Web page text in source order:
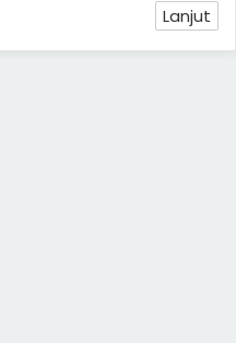
Lanjut